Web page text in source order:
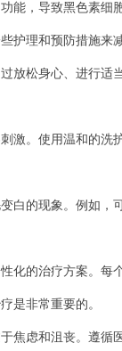
能，导致黑色素细
理和预防措施来
放松身心、进行适
。使用温和的洗
的现象。例如，
的治疗方案。每
是非常重要的。
虑和沮丧。遵循